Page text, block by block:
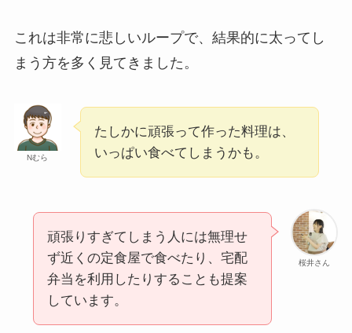
これは非常に悲しいループで、結果的に太ってし
まう方を多く見てきました。
Nむら
たしかに頑張って作った料理は、
いっぱい食べてしまうかも。
桜井さん
頑張りすぎてしまう人には無理せ
ず近くの定食屋で食べたり、宅配
弁当を利用したりすることも提案
しています。